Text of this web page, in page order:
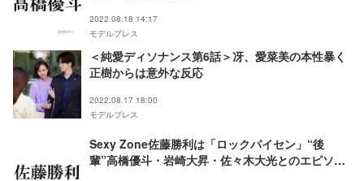
2022.08.18 14:17
モデルプレス
＜純愛ディソナンス第6話＞冴、愛菜美の本性暴く
正樹からは意外な反応
2022.08.17 18:00
モデルプレス
Sexy Zone佐藤勝利は「ロックパイセン」“後
輩”高橋優斗・岩崎大昇・佐々木大光とのエピソー